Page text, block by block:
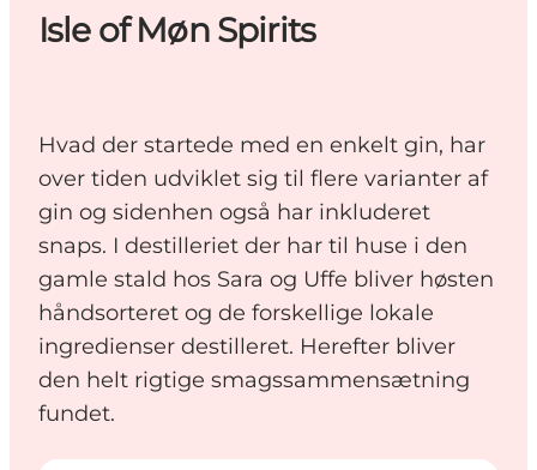
Isle of Møn Spirits
Hvad der startede med en enkelt gin, har
over tiden udviklet sig til flere varianter af
gin og sidenhen også har inkluderet
snaps. I destilleriet der har til huse i den
gamle stald hos Sara og Uffe bliver høsten
håndsorteret og de forskellige lokale
ingredienser destilleret. Herefter bliver
den helt rigtige smagssammensætning
fundet.